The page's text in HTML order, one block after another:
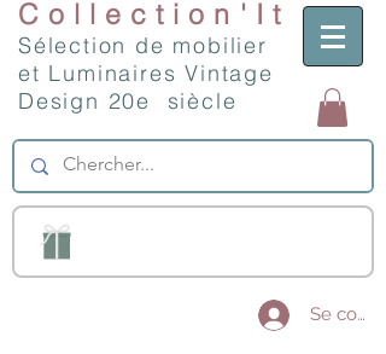
Collection'It
Sélection de mobilier
et Luminaires Vintage
Design 20e siècle
Se